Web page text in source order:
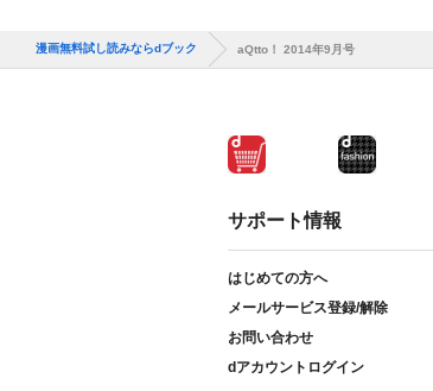
漫画無料試し読みならdブック aQtto！ 2014年9月号
サポート情報
はじめての方へ
メールサービス登録/解除
お問い合わせ
dアカウントログイン